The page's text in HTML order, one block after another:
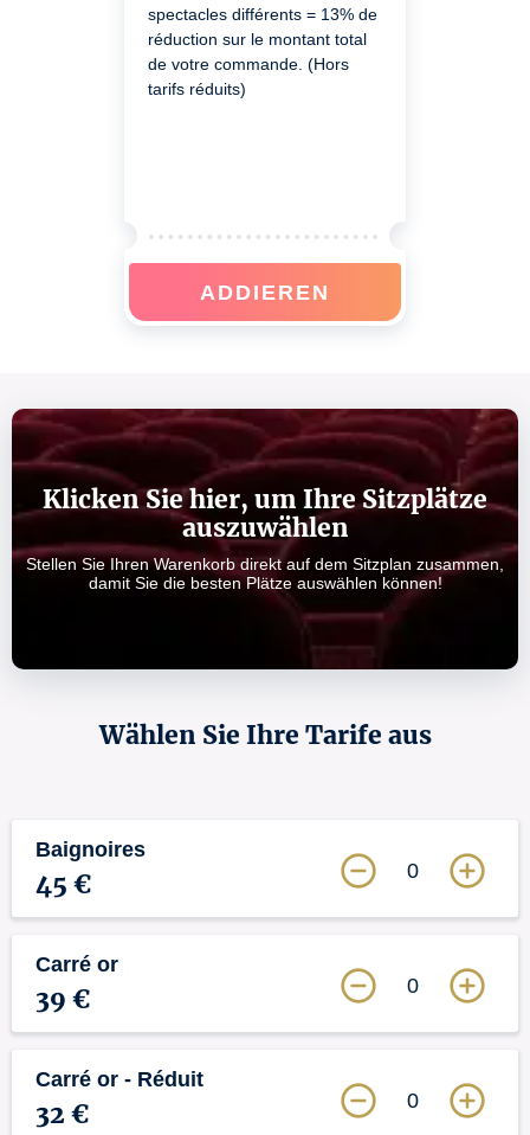
spectacles différents = 13% de
réduction sur le montant total
de votre commande. (Hors
tarifs réduits)
ADDIEREN
Klicken Sie hier, um Ihre Sitzplätze
auszuwählen
Stellen Sie Ihren Warenkorb direkt auf dem Sitzplan zusammen,
damit Sie die besten Plätze auswählen können!
Wählen Sie Ihre Tarife aus
Baignoires
45 € 0
Carré or
39 € 0
Carré or - Réduit
32 € 0